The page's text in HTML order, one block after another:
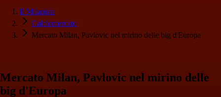
Il Milanista
Calciomercato
Mercato Milan, Pavlovic nel mirino delle big d'Europa
Mercato Milan, Pavlovic nel mirino delle
big d'Europa